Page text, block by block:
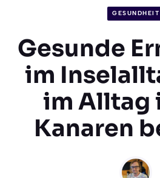
GESUNDHEIT
Gesunde
im
im Alltag
Kanaren